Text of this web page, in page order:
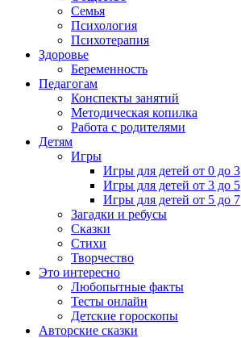
Семья
Психология
Психотерапия
Здоровье
Беременность
Педагогам
Конспекты занятий
Методическая копилка
Работа с родителями
Детям
Игры
Игры для детей от 0 до 3
Игры для детей от 3 до 5
Игры для детей от 5 до 7
Загадки и ребусы
Сказки
Стихи
Творчество
Это интересно
Любопытные факты
Тесты онлайн
Детские гороскопы
Авторские сказки